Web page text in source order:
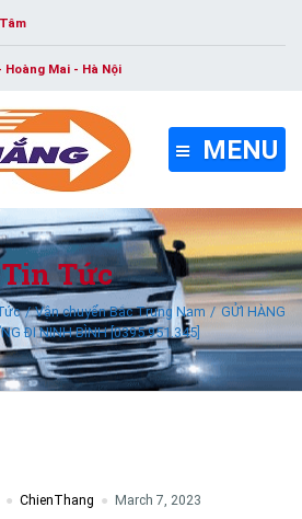
Hoàng Mai - Hà Nội
MENU
Tin Tức
Vận chuyển Bắc Trung Nam
GỬI HÀNG
ĐI NINH BÌNH [0395.951.345]
ChienThang March 7, 2023